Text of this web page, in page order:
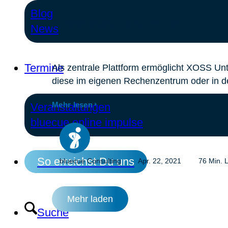
Blog
News
Termine
Veranstaltungen
bluecue online impulse
So erreichst Du uns
Suche
XOSS Solutions Flyer
Als zentrale Plattform ermöglicht XOSS
diese im eigenen Rechenzentrum oder in
Mehr lesen
bluecue Consulting Apr. 22, 2021 76 Min.
Mehr laden